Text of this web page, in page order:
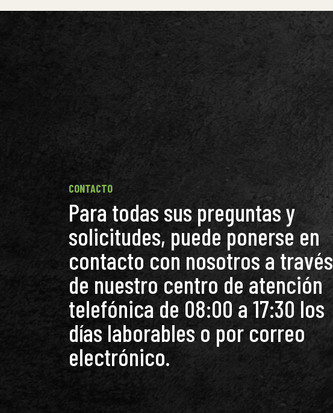
CONTACTO
Para todas sus preguntas y
solicitudes, puede ponerse en
contacto con nosotros a través
de nuestro centro de atención
telefónica de 08:00 a 17:30 los
días laborables o por correo
electrónico.